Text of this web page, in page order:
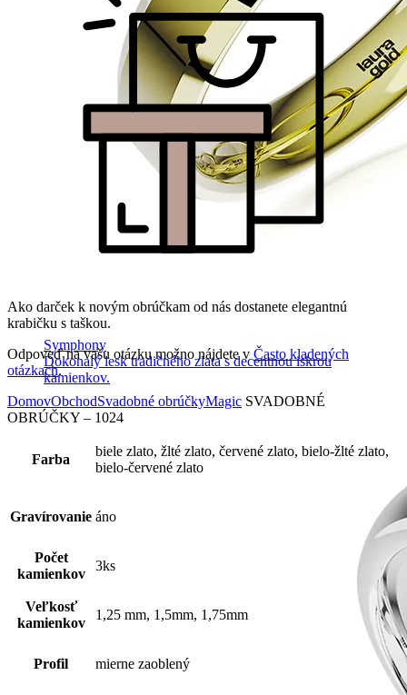
Symphony
Dokonalý lesk tradičného zlata s decentnou iskrou
kamienkov.
Ako darček k novým obrúčkam od nás dostanete elegantnú
krabičku s taškou.
Odpoveď na vašu otázku možno nájdete v Často kladených
otázkach.
DomovObchodSvadobné obrúčkyMagic SVADOBNÉ
OBRÚČKY – 1024
Farba
biele zlato, žlté zlato, červené zlato, bielo-žlté zlato,
bielo-červené zlato
Gravírovanie áno
Počet
kamienkov
3ks
Veľkosť
kamienkov
1,25 mm, 1,5mm, 1,75mm
Profil mierne zaoblený